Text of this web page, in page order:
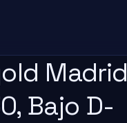
Madrid
Bajo D-